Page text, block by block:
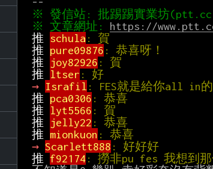
※ 文章網址: https://
推 schula :
推 pure09876 :
推
joy82926 :
推 ltser :
→ Israfil : FES就是給你all in
推 pca0306 :
推 lyt5566 :
推
jelly22 :
推 mionkuon :
→ Scarlett888 :
推 f92174 : 撈非pu fes 我